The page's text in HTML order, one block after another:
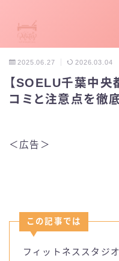
MENU
マシンピラティス
パーソナルピラティス
2025.06.27 2026.03.04
【SOELU千葉中央
コミと注意点を徹
＜広告＞
この記事では
フィットネススタジオ